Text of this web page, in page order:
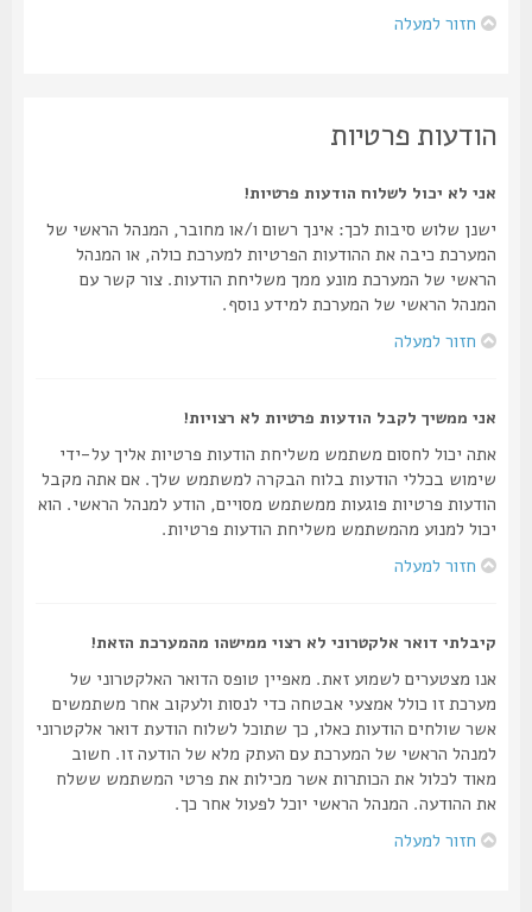
חזור למעלה
הודעות פרטיות
אני לא יכול לשלוח הודעות פרטיות!
ישנן שלוש סיבות לכך: אינך רשום ו/או מחובר, המנהל הראשי של
המערכת כיבה את ההודעות הפרטיות למערכת כולה, או המנהל
הראשי של המערכת מונע ממך משליחת הודעות. צור קשר עם
המנהל הראשי של המערכת למידע נוסף.
חזור למעלה
אני ממשיך לקבל הודעות פרטיות לא רצויות!
אתה יכול לחסום משתמש משליחת הודעות פרטיות אליך על-ידי
שימוש בכללי הודעות בלוח הבקרה למשתמש שלך. אם אתה מקבל
הודעות פרטיות פוגעות ממשתמש מסויים, הודע למנהל הראשי. הוא
יכול למנוע מהמשתמש משליחת הודעות פרטיות.
חזור למעלה
קיבלתי דואר אלקטרוני לא רצוי ממישהו מהמערכת הזאת!
אנו מצטערים לשמוע זאת. מאפיין טופס הדואר האלקטרוני של
מערכת זו כולל אמצעי אבטחה כדי לנסות ולעקוב אחר משתמשים
אשר שולחים הודעות כאלו, כך שתוכל לשלוח הודעת דואר אלקטרוני
למנהל הראשי של המערכת עם העתק מלא של הודעה זו. חשוב
מאוד לכלול את הכותרות אשר מכילות את פרטי המשתמש ששלח
את ההודעה. המנהל הראשי יוכל לפעול אחר כך.
חזור למעלה